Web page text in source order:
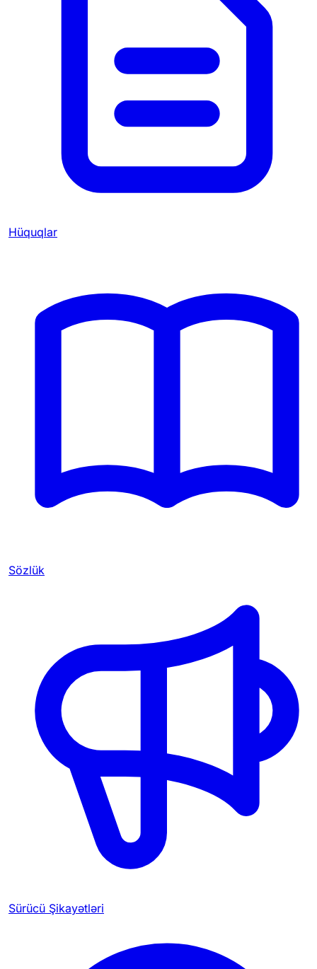
Hüquqlar
Sözlük
Sürücü Şikayətləri